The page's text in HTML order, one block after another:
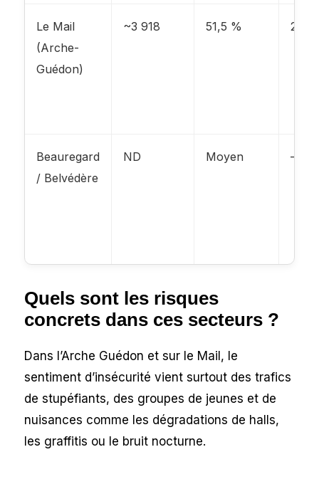
Le Mail
(Arche-
Guédon)
~3 918 51,5 % 29 %
Beauregard
/ Belvédère
ND Moyen –
Quels sont les risques
concrets dans ces secteurs ?
Dans l’Arche Guédon et sur le Mail, le
sentiment d’insécurité vient surtout des trafics
de stupéfiants, des groupes de jeunes et de
nuisances comme les dégradations de halls,
les graffitis ou le bruit nocturne.